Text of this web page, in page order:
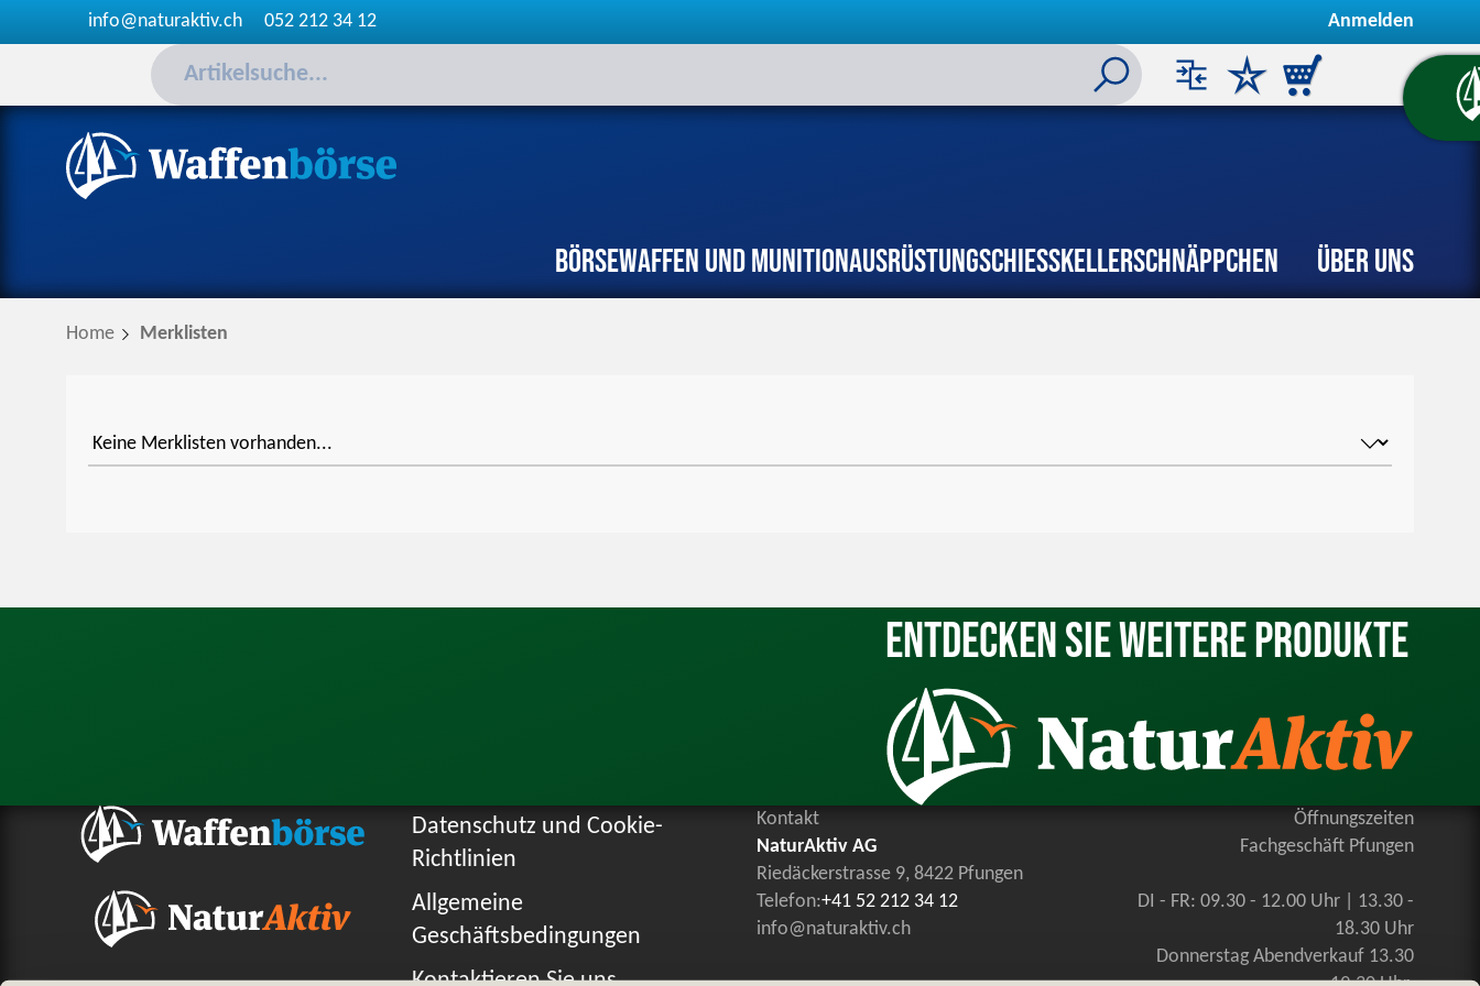
info@naturaktiv.ch 052 212 34 12 Anmelden
BörseWaffen und MunitionAusrüstungSchiesskellerSchnäppchen Über uns
Home Merklisten
Entdecken Sie weitere Produkte
Datenschutz und Cookie-
Richtlinien
Allgemeine
Geschäftsbedingungen
Kontakt
NaturAktiv AG
Riedäckerstrasse 9, 8422 Pfungen
Telefon:+41 52 212 34 12
info@naturaktiv.ch
Öffnungszeiten
Fachgeschäft Pfungen
DI - FR: 09.30 - 12.00 Uhr | 13.30 -
18.30 Uhr
Donnerstag Abendverkauf 13.30